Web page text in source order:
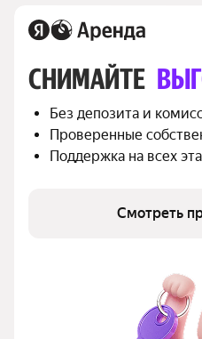
СНИМАЙТЕ
Без депозита и
Проверенные
Поддержка на всех
Смотреть